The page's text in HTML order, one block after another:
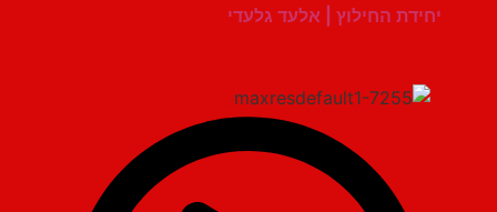
יחידת החילוץ | אלעד גלעדי